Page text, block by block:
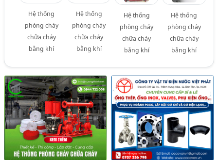
Hệ thống
phòng cháy
chữa cháy
bằng khí
Hệ thống
phòng cháy
chữa cháy
bằng khí
Hệ thống
phòng cháy
chữa cháy
bằng khí
Hệ thống
phòng cháy
chữa cháy
bằng khí